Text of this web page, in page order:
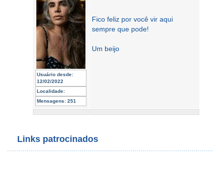
Usuário desde:
12/02/2022
Localidade:
Mensagens: 251
Fico feliz por você vir aqui
sempre que pode!
Um beijo
Links patrocinados